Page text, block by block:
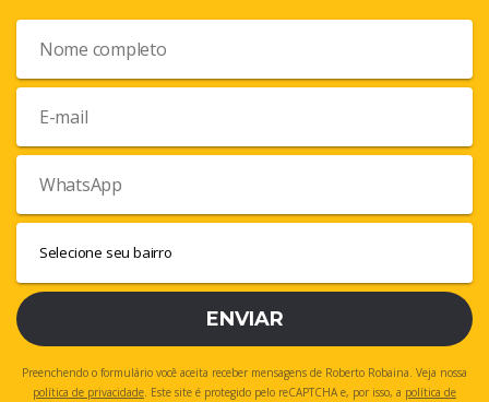
ENVIAR
Preenchendo o formulário você aceita receber mensagens de Roberto Robaina. Veja nossa
política de privacidade . Este site é protegido pelo reCAPTCHA e, por isso, a política de